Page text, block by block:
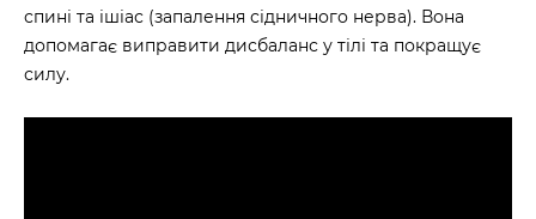
спині та ішіас (запалення сідничного нерва). Вона
допомагає виправити дисбаланс у тілі та покращує
силу.